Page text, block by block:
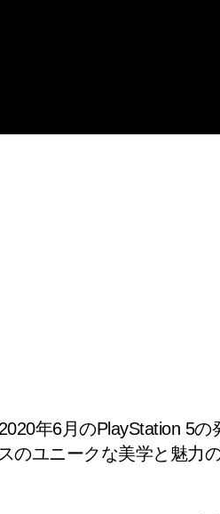
年6月のPlayStation 5の
のユニークな美学と魅力